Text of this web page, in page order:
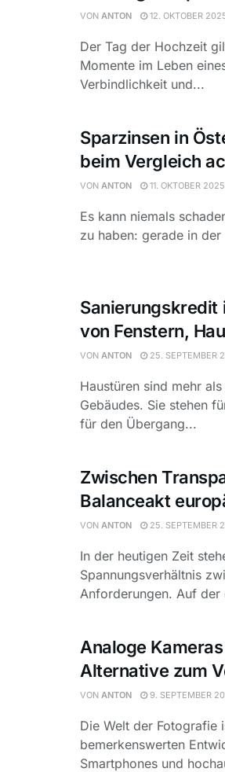
VON ANTON 12. OKTOBER
Der Tag der Hochzeit
Momente im Leben
Verbindlichkeit und...
Sparzinsen in
beim Vergleich
VON ANTON 11. OKTOBER 2025
Es kann niemals
zu haben: gerade in
Sanierungskredit
von Fenstern,
VON ANTON 25. SEPTEMBER
Haustüren sind mehr
Gebäudes. Sie stehen
für den Übergang...
Zwischen
Balanceakt
VON ANTON 25. SEPTEMBER
In der heutigen Zeit
Spannungsverhältnis
Anforderungen. Auf der
Analoge
Alternative zum
VON ANTON 9. SEPTEMBER
Die Welt der Fotografie
bemerkenswerten
Smartphones und